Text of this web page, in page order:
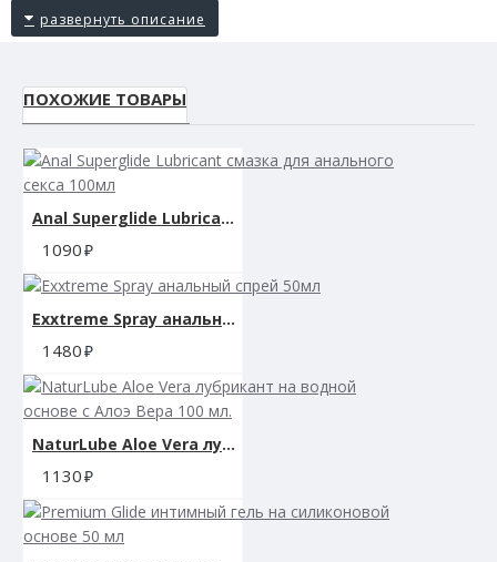
ПОХОЖИЕ ТОВАРЫ
Anal Superglide Lubricant смазка для анального секса 100мл
1090
Exxtreme Spray анальный спрей 50мл
1480
NaturLube Aloe Vera лубрикант на водной основе с Алоэ Вера 100 мл.
1130